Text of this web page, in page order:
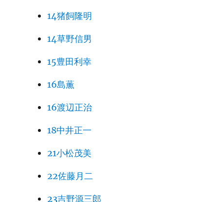
14猪飼隆明
14草野信男
15豊田利幸
16島薫
16渡辺正治
18中井正一
21小松茂美
22佐藤月二
23吉野源三郎